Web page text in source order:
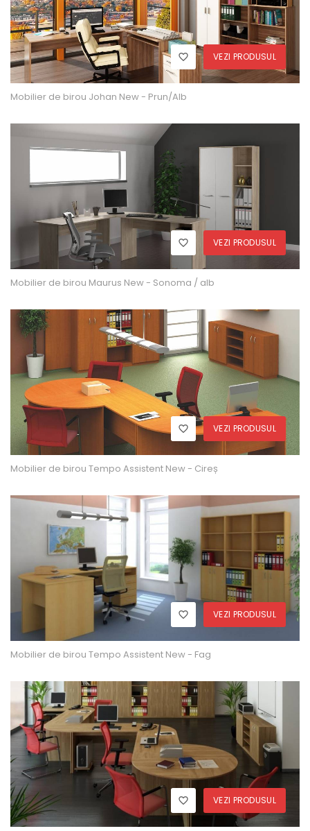
VEZI PRODUSUL
Mobilier de birou Johan New - Prun/Alb
VEZI PRODUSUL
Mobilier de birou Maurus New - Sonoma / alb
VEZI PRODUSUL
Mobilier de birou Tempo Assistent New - Cireș
VEZI PRODUSUL
Mobilier de birou Tempo Assistent New - Fag
VEZI PRODUSUL